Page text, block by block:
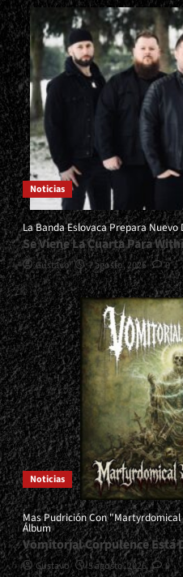
Noticias
La Banda Eslovaca Prepara Nuevo
Se Viene La Cuarta Para
Gustavo 7 agosto, 2026 0
Noticias
Mas Pudrición Con
Álbum
Vomitorial Corpulence Está
Gustavo 5 agosto, 2026 0